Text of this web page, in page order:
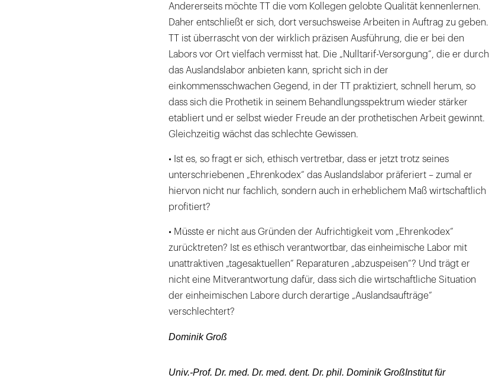
Andererseits möchte TT die vom Kollegen gelobte Qualität kennenlernen.
Daher entschließt er sich, dort versuchsweise Arbeiten in Auftrag zu geben.
TT ist überrascht von der wirklich präzisen Ausführung, die er bei den
Labors vor Ort vielfach vermisst hat. Die „Nulltarif-Versorgung“, die er durch
das Auslandslabor anbieten kann, spricht sich in der
einkommensschwachen Gegend, in der TT praktiziert, schnell herum, so
dass sich die Prothetik in seinem Behandlungsspektrum wieder stärker
etabliert und er selbst wieder Freude an der prothetischen Arbeit gewinnt.
Gleichzeitig wächst das schlechte Gewissen.
• Ist es, so fragt er sich, ethisch vertretbar, dass er jetzt trotz seines
unterschriebenen „Ehrenkodex“ das Auslandslabor präferiert – zumal er
hiervon nicht nur fachlich, sondern auch in erheblichem Maß wirtschaftlich
profitiert?
• Müsste er nicht aus Gründen der Aufrichtigkeit vom „Ehrenkodex“
zurücktreten? Ist es ethisch verantwortbar, das einheimische Labor mit
unattraktiven „tagesaktuellen“ Reparaturen „abzuspeisen“? Und trägt er
nicht eine Mitverantwortung dafür, dass sich die wirtschaftliche Situation
der einheimischen Labore durch derartige „Auslandsaufträge“
verschlechtert?
Dominik Groß
Univ.-Prof. Dr. med. Dr. med. dent. Dr. phil. Dominik GroßInstitut für